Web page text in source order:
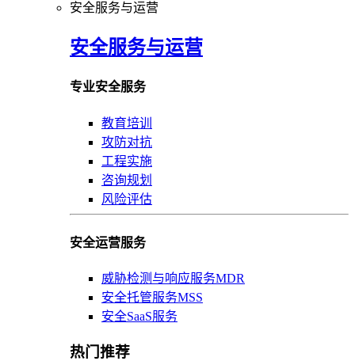
安全服务与运营
安全服务与运营
专业安全服务
教育培训
攻防对抗
工程实施
咨询规划
风险评估
安全运营服务
威胁检测与响应服务MDR
安全托管服务MSS
安全SaaS服务
热门推荐